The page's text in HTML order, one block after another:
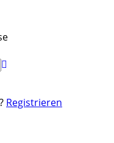
Registrieren